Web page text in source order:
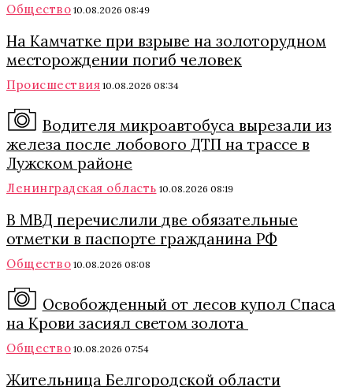
Общество 10.08.2026 08:49
На Камчатке при взрыве на золоторудном
месторождении погиб человек
Происшествия 10.08.2026 08:34
Водителя микроавтобуса вырезали из
железа после лобового ДТП на трассе в
Лужском районе
Ленинградская область 10.08.2026 08:19
В МВД перечислили две обязательные
отметки в паспорте гражданина РФ
Общество 10.08.2026 08:08
Освобожденный от лесов купол Спаса
на Крови засиял светом золота
Общество 10.08.2026 07:54
Жительница Белгородской области